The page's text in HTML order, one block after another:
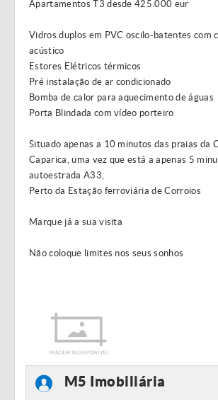
Apartamentos T3 desde 425.000 eur
Vidros duplos em PVC oscilo-batentes com
acústico
Estores Elétricos térmicos
Pré instalação de ar condicionado
Bomba de calor para aquecimento de águas
Porta Blindada com vídeo porteiro
Situado apenas a 10 minutos das praias da
Caparica, uma vez que está a apenas 5
autoestrada A33,
Perto da Estação ferroviária de Corroios
Marque já a sua visita
Não coloque limites nos seus sonhos
M5 Imobiliária